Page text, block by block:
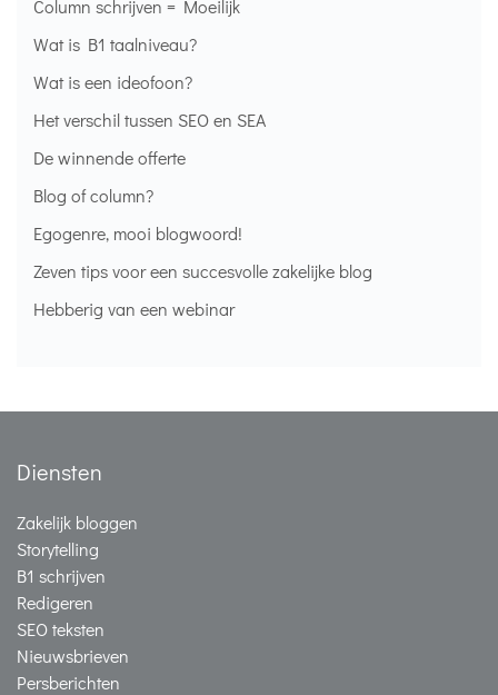
Column schrijven = Moeilijk
Wat is B1 taalniveau?
Wat is een ideofoon?
Het verschil tussen SEO en SEA
De winnende offerte
Blog of column?
Egogenre, mooi blogwoord!
Zeven tips voor een succesvolle zakelijke blog
Hebberig van een webinar
Diensten
Zakelijk bloggen
Storytelling
B1 schrijven
Redigeren
SEO teksten
Nieuwsbrieven
Persberichten